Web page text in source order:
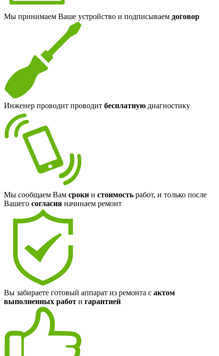
Мы принимаем Ваше устройство и подписываем договор
Инженер проводит проводит бесплатную диагностику
Мы сообщаем Вам сроки и стоимость работ, и только после
Вашего согласия начинаем ремонт
Вы забираете готовый аппарат из ремонта с актом
выполненных работ и гарантией